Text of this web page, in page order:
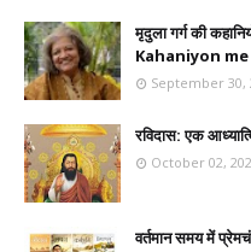
मृदुला गर्ग की
Kahaniyon
September 30,
रविदास: एक
October 02,
वर्तमान समय में